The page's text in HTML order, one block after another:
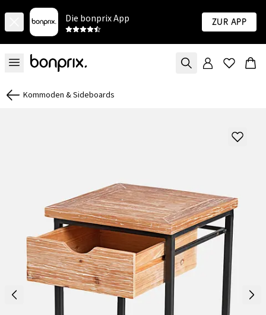
Die bonprix App Zur App
Kommoden & Sideboards